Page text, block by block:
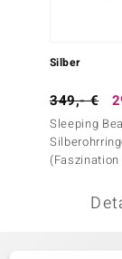
BY DE MELO
Collection
Silber
349,- €
Sleeping